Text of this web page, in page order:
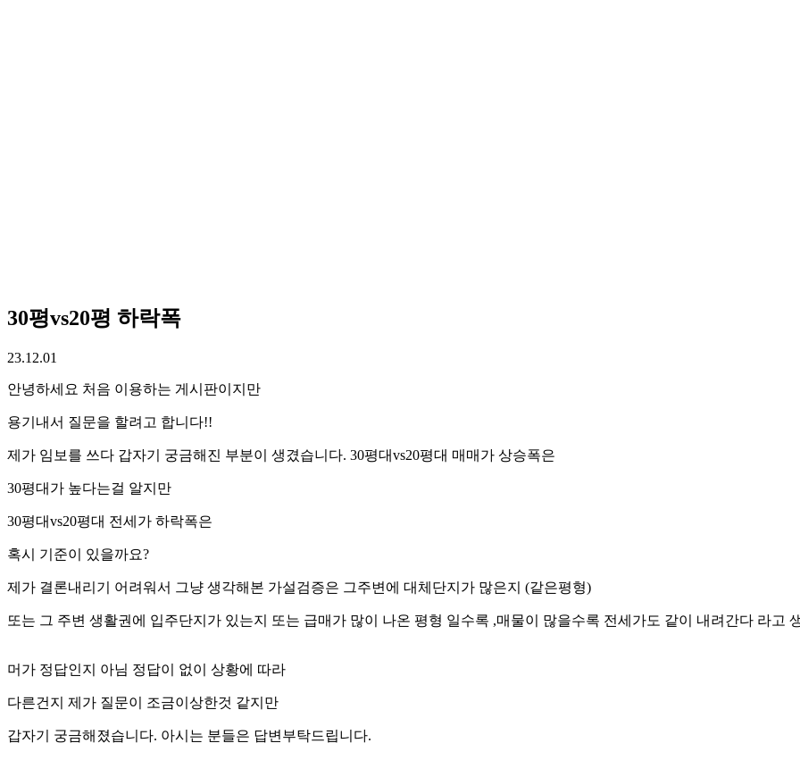
30평vs20평 하락폭
23.12.01
안녕하세요 처음 이용하는 게시판이지만
용기내서 질문을 할려고 합니다!!
제가 임보를 쓰다 갑자기 궁금해진 부분이 생겼습니다. 30평대vs20평대 매매가 상승폭은
30평대가 높다는걸 알지만
30평대vs20평대 전세가 하락폭은
혹시 기준이 있을까요?
제가 결론내리기 어려워서 그냥 생각해본 가설검증은 그주변에 대체단지가 많은지 (같은평형)
또는 그 주변 생활권에 입주단지가 있는지 또는 급매가 많이 나온 평형 일수록 ,매물이 많을수록 전세가도 같이 내려간다 라고
머가 정답인지 아님 정답이 없이 상황에 따라
다른건지 제가 질문이 조금이상한것 같지만
갑자기 궁금해졌습니다. 아시는 분들은 답변부탁드립니다.